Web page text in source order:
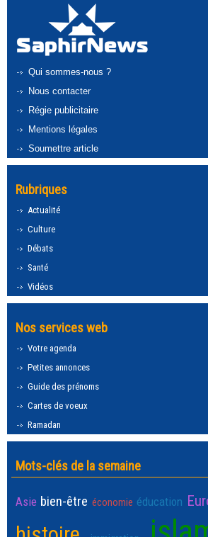
Qui sommes-nous ?
Nous contacter
Régie publicitaire
Mentions légales
Soumettre article
Rubriques
Actualité
Culture
Débats
Santé
Vidéos
Nos services web
Votre agenda
Petites annonces
Guide des prénoms
Cartes de voeux
Ramadan
Mots-clés de la semaine
Asie bien-être économie éducation